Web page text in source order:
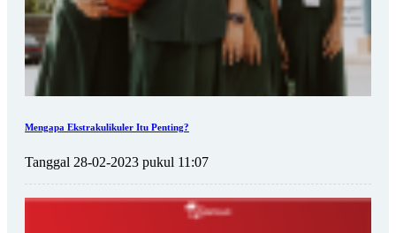
Mengapa Ekstrakulikuler Itu Penting?
Tanggal 28-02-2023 pukul 11:07